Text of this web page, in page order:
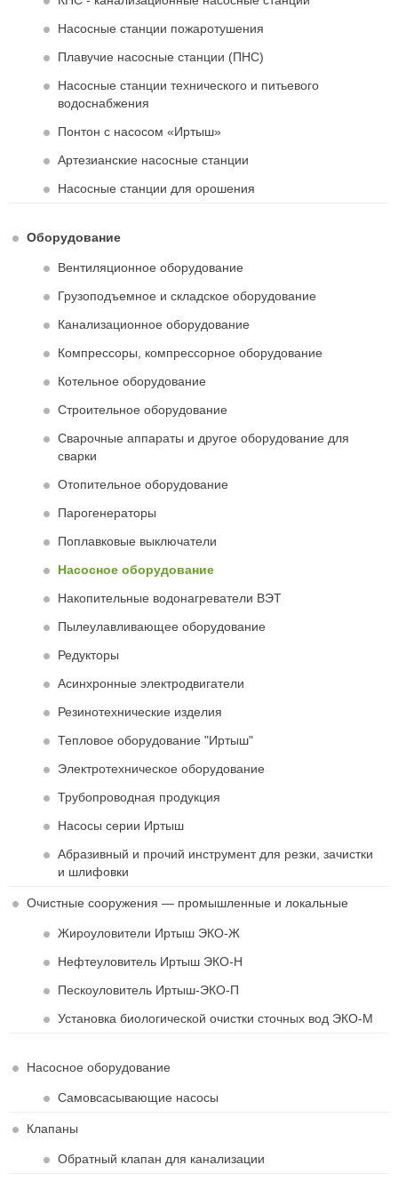
Насосные станции пожаротушения
Плавучие насосные станции (ПНС)
Насосные станции технического и питьевого
водоснабжения
Понтон с насосом «Иртыш»
Артезианские насосные станции
Насосные станции для орошения
Оборудование
Вентиляционное оборудование
Грузоподъемное и складское оборудование
Канализационное оборудование
Компрессоры, компрессорное оборудование
Котельное оборудование
Строительное оборудование
Сварочные аппараты и другое оборудование для
сварки
Отопительное оборудование
Парогенераторы
Поплавковые выключатели
Насосное оборудование
Накопительные водонагреватели ВЭТ
Пылеулавливающее оборудование
Редукторы
Асинхронные электродвигатели
Резинотехнические изделия
Тепловое оборудование "Иртыш"
Электротехническое оборудование
Трубопроводная продукция
Насосы серии Иртыш
Абразивный и прочий инструмент для резки, зачистки
и шлифовки
Очистные сооружения — промышленные и локальные
Жироуловители Иртыш ЭКО-Ж
Нефтеуловитель Иртыш ЭКО-Н
Пескоуловитель Иртыш-ЭКО-П
Установка биологической очистки сточных вод ЭКО-М
Насосное оборудование
Самовсасывающие насосы
Клапаны
Обратный клапан для канализации